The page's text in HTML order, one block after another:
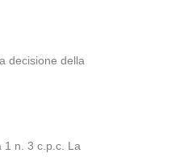
decisione della
1 n. 3 c.p.c. La